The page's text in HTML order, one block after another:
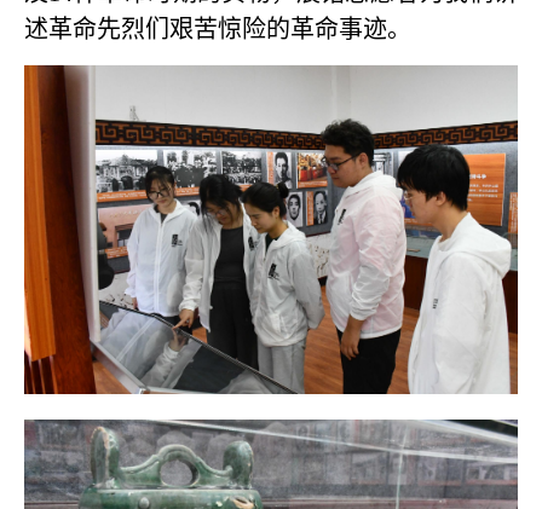
述革命先烈们艰苦惊险的革命事迹。